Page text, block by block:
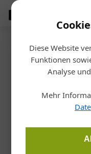
Diese Website
Funktionen
Analyse
Mehr
Stefan Böning
Was Sie bei der